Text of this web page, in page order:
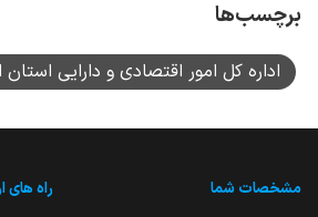
برچسب‌ها
اداره کل امور اقتصادی و دارایی استان
مشخصات شما راه های